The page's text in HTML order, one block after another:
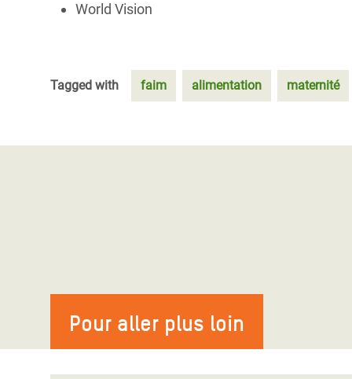
World Vision
Tagged with faim alimentation maternité
Pour aller plus loin